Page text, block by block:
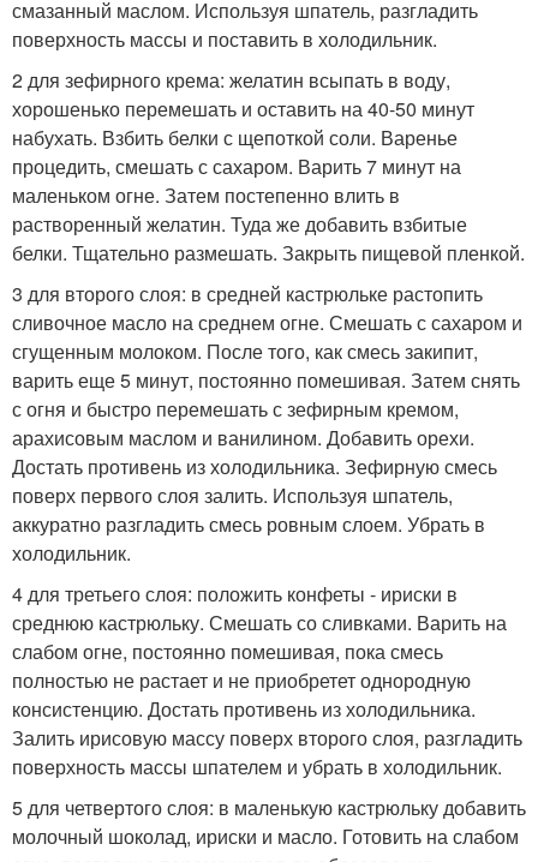
смазанный маслом. Используя шпатель, разгладить
поверхность массы и поставить в холодильник.
2 для зефирного крема: желатин всыпать в воду,
хорошенько перемешать и оставить на 40-50 минут
набухать. Взбить белки с щепоткой соли. Варенье
процедить, смешать с сахаром. Варить 7 минут на
маленьком огне. Затем постепенно влить в
растворенный желатин. Туда же добавить взбитые
белки. Тщательно размешать. Закрыть пищевой пленкой.
3 для второго слоя: в средней кастрюльке растопить
сливочное масло на среднем огне. Смешать с сахаром и
сгущенным молоком. После того, как смесь закипит,
варить еще 5 минут, постоянно помешивая. Затем снять
с огня и быстро перемешать с зефирным кремом,
арахисовым маслом и ванилином. Добавить орехи.
Достать противень из холодильника. Зефирную смесь
поверх первого слоя залить. Используя шпатель,
аккуратно разгладить смесь ровным слоем. Убрать в
холодильник.
4 для третьего слоя: положить конфеты - ириски в
среднюю кастрюльку. Смешать со сливками. Варить на
слабом огне, постоянно помешивая, пока смесь
полностью не растает и не приобретет однородную
консистенцию. Достать противень из холодильника.
Залить ирисовую массу поверх второго слоя, разгладить
поверхность массы шпателем и убрать в холодильник.
5 для четвертого слоя: в маленькую кастрюльку добавить
молочный шоколад, ириски и масло. Готовить на слабом